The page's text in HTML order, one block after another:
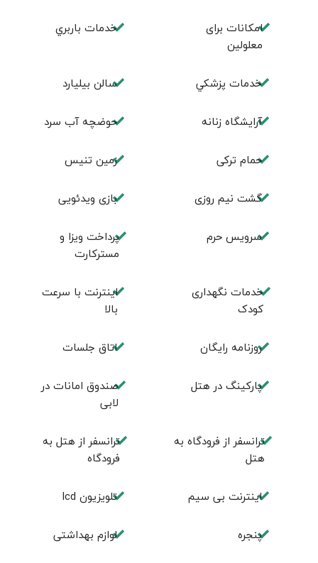
امكانات برای
معلولين
خدمات باربري
خدمات پزشكي سالن بيليارد
آرايشگاه زنانه حوضچه آب سرد
حمام تركی زمين تنيس
گشت نیم روزی بازی ویدئویی
سرویس حرم
پرداخت ویزا و
مسترکارت
خدمات نگهداری
کودک
اینترنت با سرعت
بالا
روزنامه رایگان اتاق جلسات
پارکینگ در هتل
صندوق امانات در
لابی
ترانسفر از فرودگاه به
هتل
ترانسفر از هتل به
فرودگاه
اینترنت بی سیم تلویزیون lcd
پنجره لوازم بهداشتی